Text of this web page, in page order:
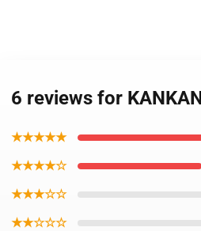
6 reviews for
★★★★★
★★★★☆
★★★☆☆
★★☆☆☆